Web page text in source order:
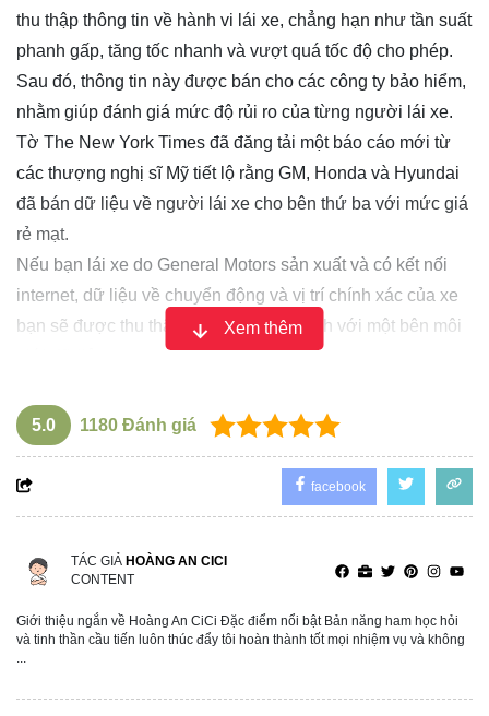
thu thập thông tin về hành vi lái xe, chẳng hạn như tần suất
phanh gấp, tăng tốc nhanh và vượt quá tốc độ cho phép.
Sau đó, thông tin này được bán cho các công ty bảo hiểm,
nhằm giúp đánh giá mức độ rủi ro của từng người lái xe.
Tờ The New York Times đã đăng tải một báo cáo mới từ
các thượng nghị sĩ Mỹ tiết lộ rằng GM, Honda và Hyundai
đã bán dữ liệu về người lái xe cho bên thứ ba với mức giá
rẻ mạt.
Nếu bạn lái xe do General Motors sản xuất và có kết nối
internet, dữ liệu về chuyển động và vị trí chính xác của xe
bạn sẽ được thu thập và chia sẻ ẩn danh với một bên môi
Xem thêm
5.0 1180 Đánh giá
facebook
TÁC GIẢ HOÀNG AN CICI
CONTENT
Giới thiệu ngắn về Hoàng An CiCi Đặc điểm nổi bật Bản năng ham học hỏi
và tinh thần cầu tiến luôn thúc đẩy tôi hoàn thành tốt mọi nhiệm vụ và không
...